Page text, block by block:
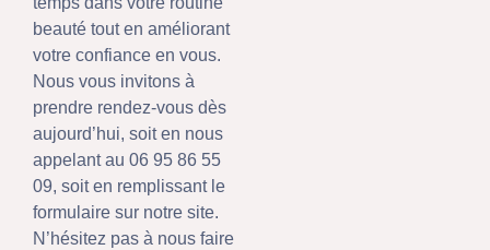
beauté tout en améliorant
votre confiance en vous.
Nous vous invitons à
prendre rendez-vous dès
aujourd’hui, soit en nous
appelant au 06 95 86 55
09, soit en remplissant le
formulaire sur notre site.
N’hésitez pas à nous faire